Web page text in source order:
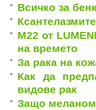
Всичко за
M22 от
на времето
За рака на
Как да
видове рак
Защо